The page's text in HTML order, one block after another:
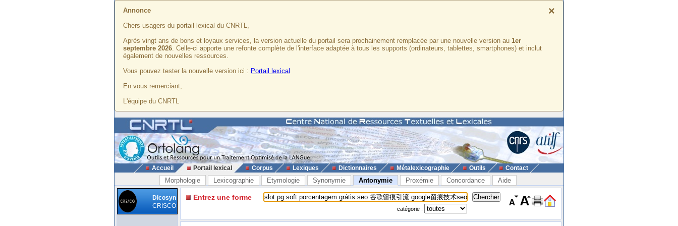
×
Annonce
Chers usagers du portail lexical du CNRTL,
Après vingt ans de bons et loyaux services, la version actuelle du portail sera prochainement remplacée par une nouvelle version au 1er
septembre 2026. Celle-ci apporte une refonte complète de l'interface adaptée à tous les supports (ordinateurs, tablettes, smartphones) et inclut
également de nouvelles ressources.
Vous pouvez tester la nouvelle version ici : Portail lexical
En vous remerciant,
L'équipe du CNRTL
Accueil Portail lexical Corpus Lexiques Dictionnaires Métalexicographie Outils Contact
Morphologie Lexicographie Etymologie Synonymie Antonymie Proxémie Concordance Aide
Dicosyn
CRISCO
Entrez une forme
catégorie :